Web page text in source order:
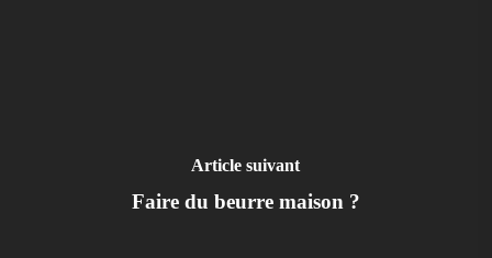
Article suivant
Faire du beurre maison ?